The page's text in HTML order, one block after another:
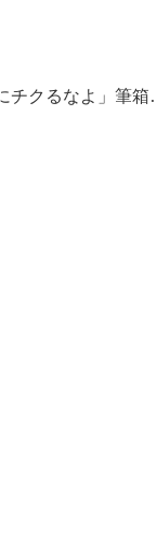
「先生にチクるなよ」